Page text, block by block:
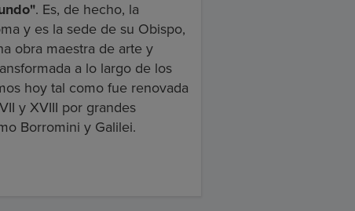
. Es, de hecho, la
y es la sede de su Obispo,
obra maestra de arte y
a lo largo de los
hoy tal como fue renovada
y XVIII por grandes
Borromini y Galilei.